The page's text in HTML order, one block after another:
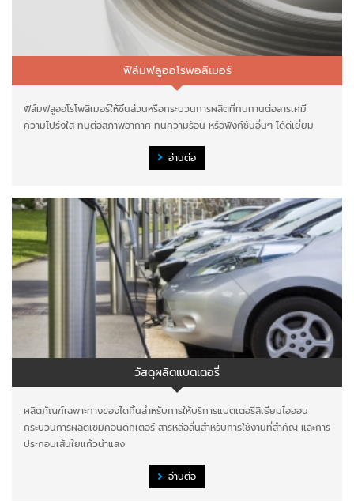
ฟิล์มฟลูออโรพอลิเมอร์
ฟิล์มฟลูออโรโพลิเมอร์ให้ชิ้นส่วนหรือกระบวนการผลิตที่ทนทานต่อสารเคมี
ความโปร่งใส ทนต่อสภาพอากาศ ทนความร้อน หรือฟังก์ชันอื่นๆ ได้ดีเยี่ยม
อ่านต่อ
วัสดุผลิตแบตเตอรี่
ผลิตภัณฑ์เฉพาะทางของไดกิ้นสำหรับการให้บริการแบตเตอรี่ลิเธียมไอออน
กระบวนการผลิตเซมิคอนดักเตอร์ สารหล่อลื่นสำหรับการใช้งานที่สำคัญ และการ
ประกอบเส้นใยแก้วนำแสง
อ่านต่อ